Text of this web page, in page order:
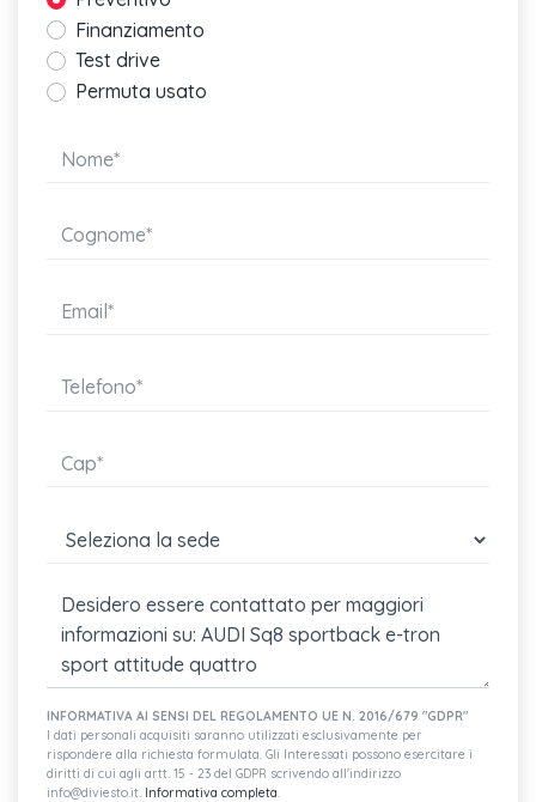
Climatizzatore automatico comfort a 4 zone
2° accesso di ricarica ac (lato passeggero anteriore)
Sistema di ricarica plug & charge
Estetica s (con verniciatura in tinta carrozzeria)
Chiave comfort con sistema di sbloccaggio del portellone vano
Bang & olufsen premium sound system con suono
tridimensionale
Radio mmi plus con mmi touch response
Audi phone box
Sistema di navigazione mmi plus
Audi music interface con predisposizione per audi smartphone
interface
Finanziamento
Test drive
Permuta usato
INFORMATIVA AI SENSI DEL REGOLAMENTO UE N. 2016/679 "GDPR"
I dati personali acquisiti saranno utilizzati esclusivamente per
rispondere alla richiesta formulata. Gli Interessati possono esercitare i
diritti di cui agli artt. 15 - 23 del GDPR scrivendo all'indirizzo
info@diviesto.it. Informativa completa.